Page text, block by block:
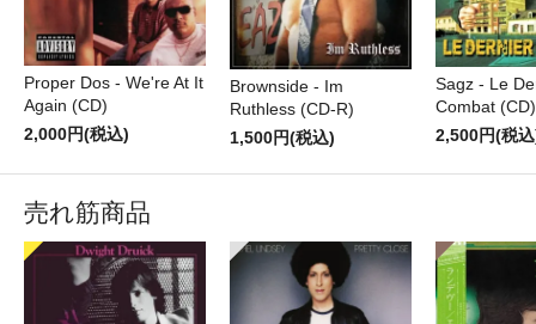
Proper Dos - We're At It
Again (CD)
2,000円(税込)
Brownside - Im
Ruthless (CD-R)
1,500円(税込)
Sagz - Le
Combat (CD)
2,500円(税
売れ筋商品